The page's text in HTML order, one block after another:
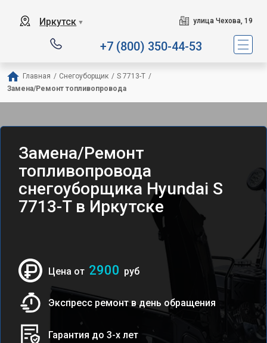
Иркутск ▼ улица Чехова, 19
+7 (800) 350-44-53
Главная / Снегоуборщик / S 7713-T /
Замена/Pемонт топливопровода
Замена/Pемонт
топливопровода
снегоуборщика Hyundai S
7713-T в Иркутске
Цена от 2900 руб
Экспресс ремонт в день обращения
Гарантия до 3-х лет